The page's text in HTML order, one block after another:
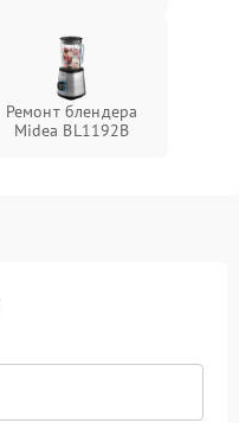
Ремонт блендера
Midea BL1192B